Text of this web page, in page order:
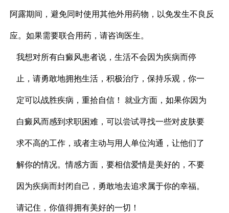
阿露期间，避免同时使用其他外用药物，以免发生不良反
应。如果需要联合用药，请咨询医生。
我想对所有白癜风患者说，生活不会因为疾病而停
止，请勇敢地拥抱生活，积极治疗，保持乐观，你一
定可以战胜疾病，重拾自信！ 就业方面，如果你因为
白癜风而感到求职困难，可以尝试寻找一些对皮肤要
求不高的工作，或者主动与用人单位沟通，让他们了
解你的情况。情感方面，要相信爱情是美好的，不要
因为疾病而封闭自己，勇敢地去追求属于你的幸福。
请记住，你值得拥有美好的一切！